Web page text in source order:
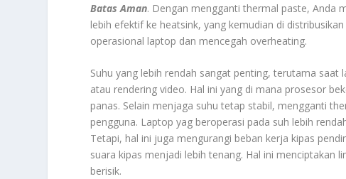
Batas Aman. Dengan mengganti thermal paste, Anda
lebih efektif ke heatsink, yang kemudian di
operasional laptop dan mencegah overheating.
Suhu yang lebih rendah sangat penting, terutama
atau rendering video. Hal ini yang di mana prosesor
panas. Selain menjaga suhu tetap stabil, mengganti
pengguna. Laptop yag beroperasi pada suh lebih
Tetapi, hal ini juga mengurangi beban kerja kipas
suara kipas menjadi lebih tenang. Hal ini menciptakan
berisik.